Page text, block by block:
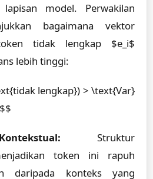
model. Perwakilan
bagaimana vektor
tidak lengkap $e_i$
lebih tinggi:
lengkap}) > \text{Var}
Struktur
token ini rapuh
daripada konteks yang